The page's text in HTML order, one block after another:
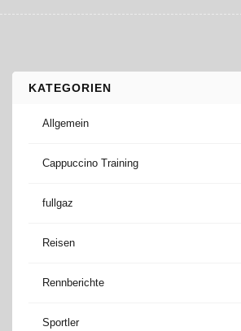
KATEGORIEN
Allgemein
Cappuccino Training
fullgaz
Reisen
Rennberichte
Sportler